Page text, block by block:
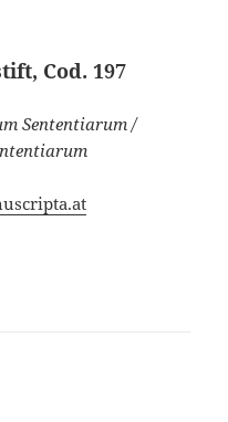
Cod. 197
Sententiarum /